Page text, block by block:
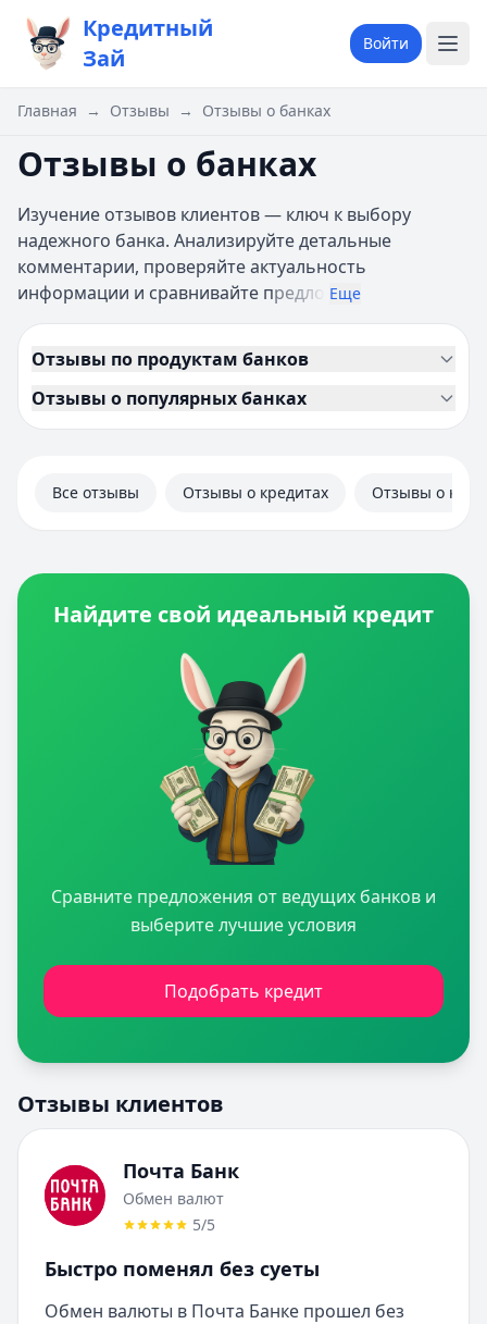
Кредитный
Зай
Войти
Главная → Отзывы → Отзывы о банках
Отзывы о банках
Изучение отзывов клиентов — ключ к выбору
надежного банка. Анализируйте детальные
комментарии, проверяйте актуальность
информации и сравнивайте предло Еще
Отзывы по продуктам банков
Отзывы о популярных банках
Все отзывы Отзывы о кредитах Отзывы о
Найдите свой идеальный кредит
Сравните предложения от ведущих банков и
выберите лучшие условия
Подобрать кредит
Отзывы клиентов
Почта Банк
Обмен валют
5/5
Быстро поменял без суеты
Обмен валюты в Почта Банке прошел без